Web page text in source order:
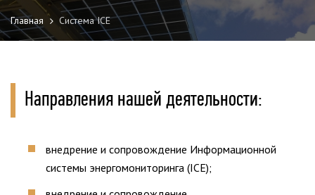
Главная Система ІСЕ
Направления нашей деятельности:
внедрение и сопровождение Информационной
системы энергомониторинга (ІСЕ);